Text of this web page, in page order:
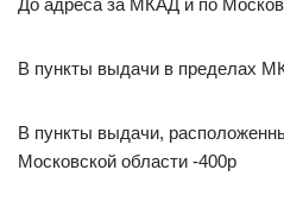
До адреса за МКАД и по
В пункты выдачи в пределах
В пункты выдачи,
Московской области -400р